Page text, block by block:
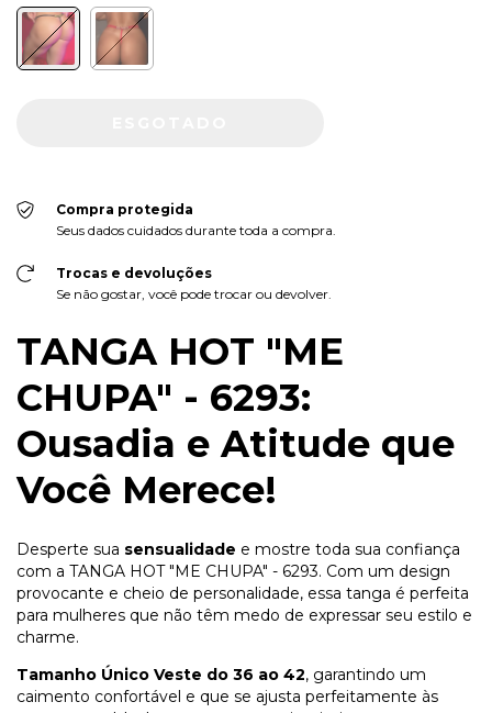
Compra protegida
Seus dados cuidados durante toda a compra.
Trocas e devoluções
Se não gostar, você pode trocar ou devolver.
TANGA HOT "ME
CHUPA" - 6293:
Ousadia e Atitude que
Você Merece!
Desperte sua sensualidade e mostre toda sua confiança
com a TANGA HOT "ME CHUPA" - 6293. Com um design
provocante e cheio de personalidade, essa tanga é perfeita
para mulheres que não têm medo de expressar seu estilo e
charme.
Tamanho Único Veste do 36 ao 42, garantindo um
caimento confortável e que se ajusta perfeitamente às